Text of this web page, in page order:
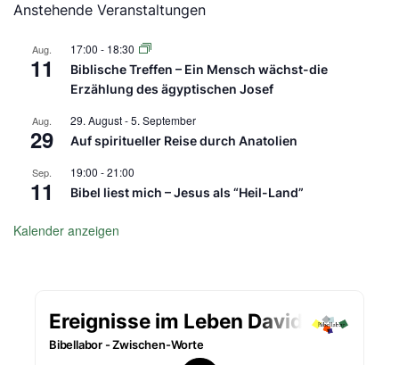
Anstehende Veranstaltungen
Aug.
11
17:00 - 18:30
Biblische Treffen – Ein Mensch wächst-die
Erzählung des ägyptischen Josef
Aug.
29
29. August-5. September
Auf spiritueller Reise durch Anatolien
Sep.
11
19:00 -21:00
Bibel liest mich – Jesus als “Heil-Land”
Kalender anzeigen